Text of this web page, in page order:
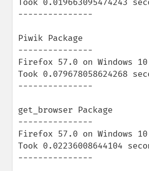
Took 0.019663095474243
---------------
Piwik Package
---------------
Firefox 57.0 on Windows 10
Took 0.079678058624268
---------------
get_browser Package
---------------
Firefox 57.0 on Windows 10
Took 0.02236008644104
---------------